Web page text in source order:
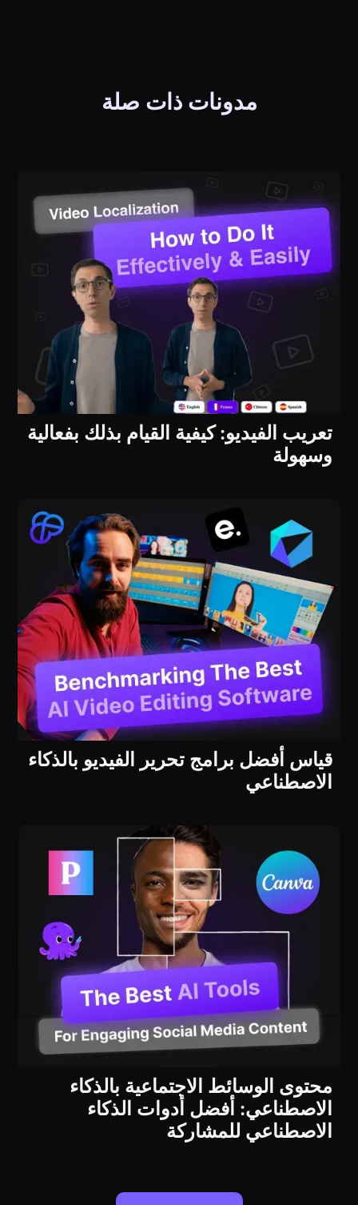
مدونات ذات صلة
تعريب الفيديو: كيفية القيام بذلك بفعالية
وسهولة
قياس أفضل برامج تحرير الفيديو بالذكاء
الاصطناعي
محتوى الوسائط الاجتماعية بالذكاء
الاصطناعي: أفضل أدوات الذكاء
الاصطناعي للمشاركة